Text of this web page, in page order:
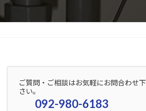
ご質問・ご相談はお気軽にお問合わせ下
さい。
092-980-6183